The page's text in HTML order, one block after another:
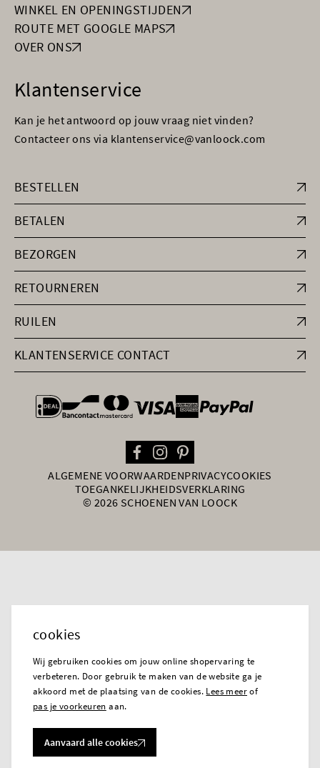
WINKEL EN OPENINGSTIJDEN
ROUTE MET GOOGLE MAPS
OVER ONS
Klantenservice
Kan je het antwoord op jouw vraag niet vinden?
Contacteer ons via klantenservice@vanloock.com
BESTELLEN
BETALEN
BEZORGEN
RETOURNEREN
RUILEN
KLANTENSERVICE CONTACT
general.paymentOptions
ALGEMENE VOORWAARDENPRIVACYCOOKIES
TOEGANKELIJKHEIDSVERKLARING
© 2026 SCHOENEN VAN LOOCK
cookies
Wij gebruiken cookies om jouw online shopervaring te
verbeteren. Door gebruik te maken van de website ga je
akkoord met de plaatsing van de cookies. Lees meerof
pas je voorkeuren aan.
Aanvaard alle cookies